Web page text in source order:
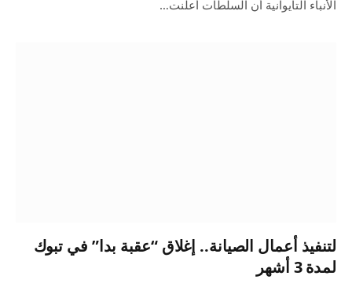
الأنباء التايوانية أن السلطات أعلنت…
لتنفيذ أعمال الصيانة.. إغلاق “عقبة بدا” في تبوك
لمدة 3 أشهر